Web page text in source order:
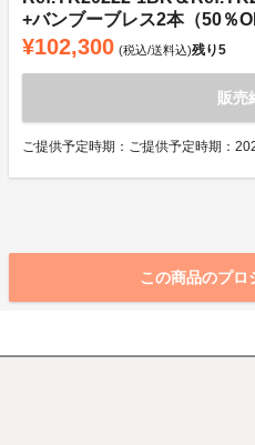
+バンブーブレス2本（50％
¥102,300 (税込/送料込)残り5
販売
ご提供予定時期：ご提供予定時期：
この商品のプロ